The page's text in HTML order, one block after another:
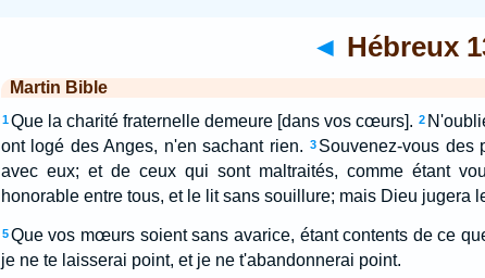
◄ Hébreux
Martin Bible
1 Que la charité fraternelle demeure [dans vos cœurs]. 2
ont logé des Anges, n'en sachant rien. 3 Souvenez-vous des
avec eux; et de ceux qui sont maltraités, comme étant
honorable entre tous, et le lit sans souillure; mais Dieu jugera
5 Que vos mœurs soient sans avarice, étant contents de ce
je ne te laisserai point, et je ne t'abandonnerai point.